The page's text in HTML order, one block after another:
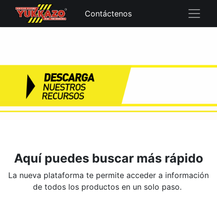
Contáctenos
Aquí puedes buscar más rápido
La nueva plataforma te permite acceder a información
de todos los productos en un solo paso.